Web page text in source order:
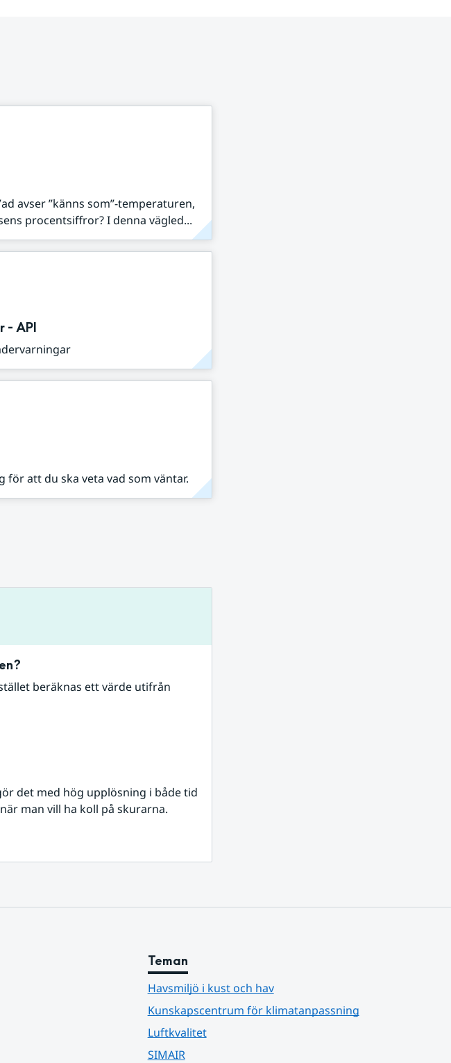
avser ”känns som”-temperaturen,
procentsiffror? I denna vägled...
- API
för att du ska veta vad som väntar.
beräknas ett värde utifrån
det med hög upplösning i både tid
man vill ha koll på skurarna.
Teman
Havsmiljö i kust och hav
Kunskapscentrum för klimatanpassning
Luftkvalitet
SIMAIR